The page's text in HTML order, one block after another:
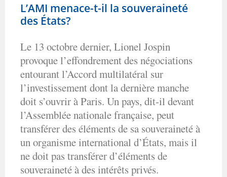
L’AMI menace-t-il la souveraineté
des États?
Le 13 octobre dernier, Lionel Jospin
provoque l’effondrement des négociations
entourant l’Accord multilatéral sur
l’investissement dont la dernière manche
doit s’ouvrir à Paris. Un pays, dit-il devant
l’Assemblée nationale française, peut
transférer des éléments de sa souveraineté à
un organisme international d’États, mais il
ne doit pas transférer d’éléments de
souveraineté à des intérêts privés.